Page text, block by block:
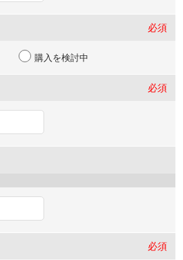
必須
購入を検討中
必須
必須